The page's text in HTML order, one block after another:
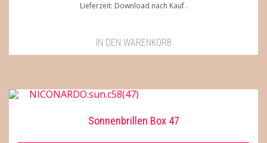
Lieferzeit: Download nach Kauf
IN DEN WARENKORB
Sonnenbrillen Box 47